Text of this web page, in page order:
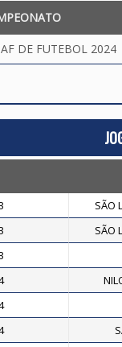
DE FUTEBOL 2024
SÃO
SÃO